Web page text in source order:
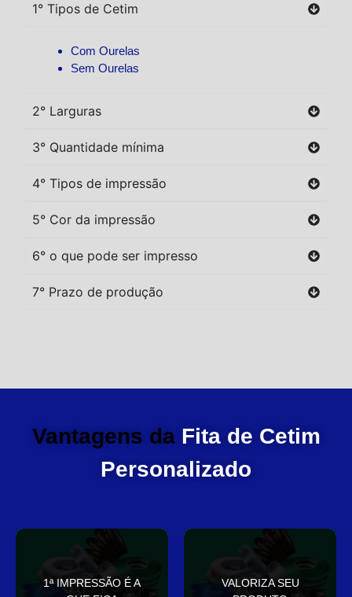
1° Tipos de Cetim
Com Ourelas
Sem Ourelas
2° Larguras
3° Quantidade mínima
4° Tipos de impressão
5° Cor da impressão
6° o que pode ser impresso
7° Prazo de produção
Vantagens da Fita de Cetim
Personalizado
1ª IMPRESSÃO É A
Sua embalagem fala por
você
VALORIZA SEU
que deixa sua embalagem
elegante